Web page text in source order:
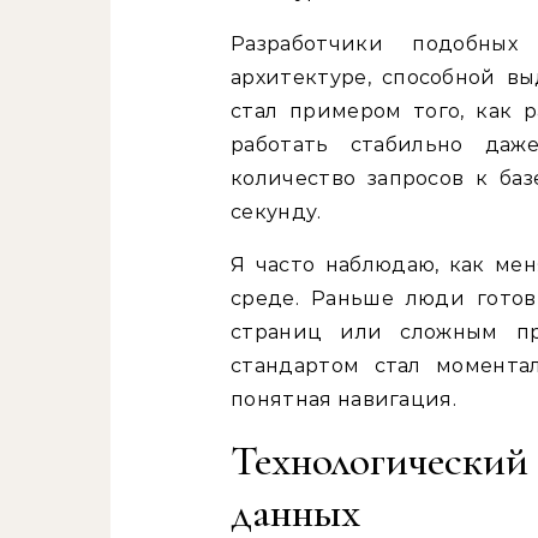
Разработчики
архитектуре, способной
стал примером того, как
работать стабильно
количество запросов к
секунду.
Я часто наблюдаю, как
среде. Раньше люди
страниц или сложным
стандартом стал
понятная навигация.
данных